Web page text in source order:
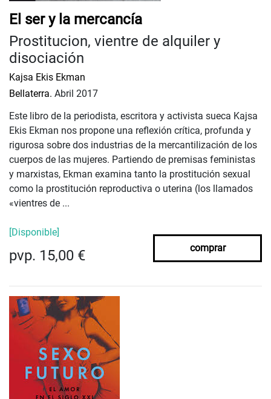
El ser y la mercancía
Prostitucion, vientre de alquiler y
disociación
Kajsa Ekis Ekman
Bellaterra. Abril 2017
Este libro de la periodista, escritora y activista sueca Kajsa
Ekis Ekman nos propone una reflexión crítica, profunda y
rigurosa sobre dos industrias de la mercantilización de los
cuerpos de las mujeres. Partiendo de premisas feministas
y marxistas, Ekman examina tanto la prostitución sexual
como la prostitución reproductiva o uterina (los llamados
«vientres de ...
[Disponible]
pvp. 15,00 € comprar